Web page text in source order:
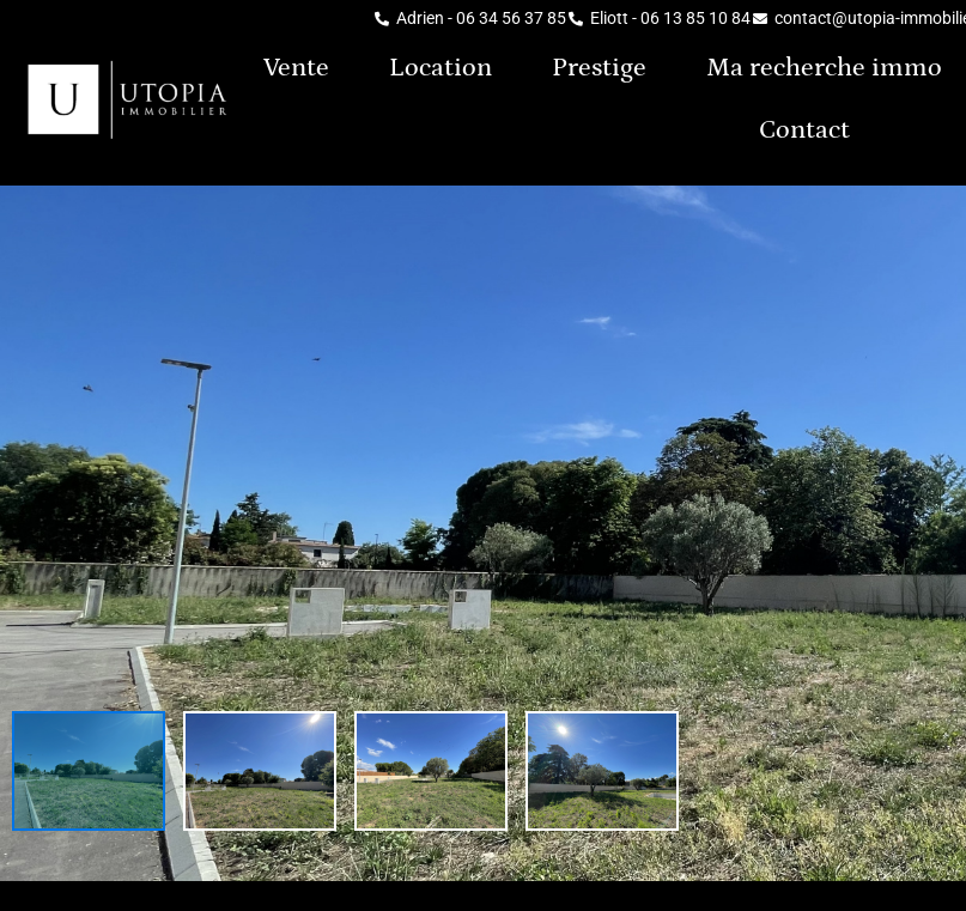
Adrien - 06 34 56 37 85 Eliott - 06 13 85 10 84 contact@utopia-
Vente Location Prestige Ma recherche immo
Contact